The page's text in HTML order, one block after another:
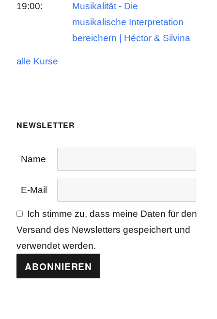
19:00:
Musikalität - Die
musikalische Interpretation
bereichern | Héctor & Silvina
alle Kurse
NEWSLETTER
Name
E-Mail
Ich stimme zu, dass meine Daten für den
Versand des Newsletters gespeichert und
verwendet werden.